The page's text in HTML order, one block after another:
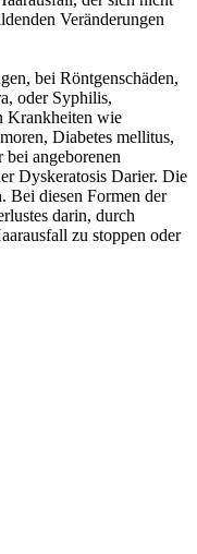
Veränderungen
bei Röntgenschäden,
oder Syphilis,
Krankheiten wie
Diabetes mellitus,
angeborenen
Dyskeratosis Darier. Die
Bei diesen Formen der
darin, durch
zu stoppen oder